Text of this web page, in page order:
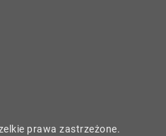
prawa zastrzeżone.